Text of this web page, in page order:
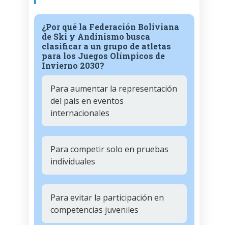
¿Por qué la Federación Boliviana
de Ski y Andinismo busca
clasificar a un grupo de atletas
para los Juegos Olímpicos de
Invierno 2030?
Para aumentar la representación
del país en eventos
internacionales
Para competir solo en pruebas
individuales
Para evitar la participación en
competencias juveniles